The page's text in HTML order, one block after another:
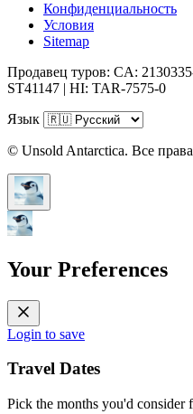
Конфиденциальность
Условия
Sitemap
Продавец туров: CA:
ST41147 | HI: TAR-7575-0
Язык
© Unsold Antarctica. Все
Your Preferences
Login to save
Travel Dates
Pick the months you'd consider